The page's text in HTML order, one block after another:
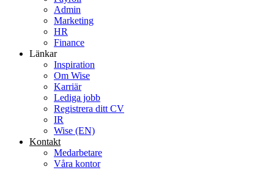
Admin
Marketing
HR
Finance
Länkar
Inspiration
Om Wise
Karriär
Lediga jobb
Registrera ditt CV
IR
Wise (EN)
Kontakt
Medarbetare
Våra kontor